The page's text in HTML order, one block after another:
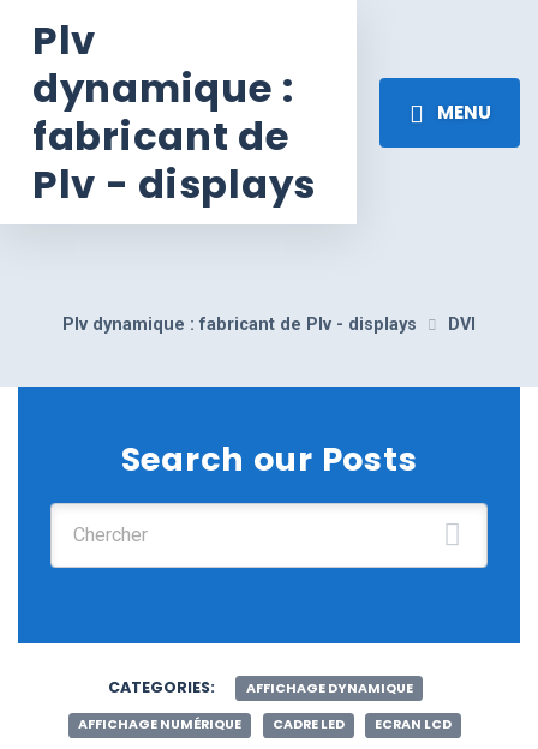
Plv
dynamique :
fabricant de
Plv - displays
MENU
Plv dynamique : fabricant de Plv - displays DVI
Search our Posts
CATEGORIES: AFFICHAGE DYNAMIQUE
AFFICHAGE NUMÉRIQUE CADRE LED ECRAN LCD